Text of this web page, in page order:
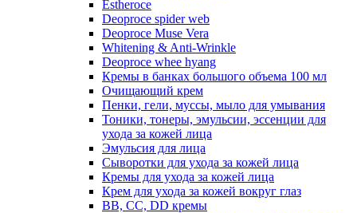
Estheroce
Deoproce spider web
Deoproce Muse Vera
Whitening & Anti-Wrinkle
Deoproce whee hyang
Кремы в банках большого объема 100 мл
Очищающий крем
Пенки, гели, муссы, мыло для умывания
Тоники, тонеры, эмульсии, эссенции для
ухода за кожей лица
Эмульсия для лица
Сыворотки для ухода за кожей лица
Кремы для ухода за кожей лица
Крем для ухода за кожей вокруг глаз
BB, CC, DD кремы